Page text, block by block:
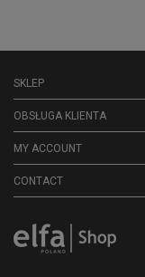
SKLEP
OBSŁUGA KLIENTA
MY ACCOUNT
CONTACT